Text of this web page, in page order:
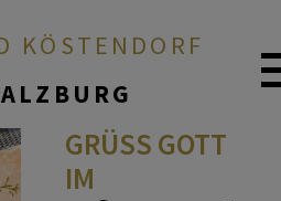
KÖSTENDORF
GRÜSS GOTT I
M